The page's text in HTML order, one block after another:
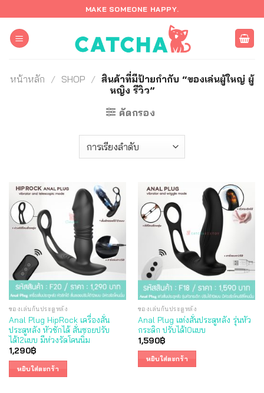
ไป
เนื้อหา
MAKE SOMEONE HAPPY.
หน้าหลัก / SHOP / สินค้าที่มีป้ายกำกับ “ของเล่นผู้ใหญ่ ผู้
หญิง รีวิว”
คัดกรอง
ของเล่นก้นประตูหลัง
Anal Plug HipRock เครื่องสั่น
ประตูหลัง หัวชักได้ สั่นซอยปรับ
ได้12แบบ มีห่วงรัดโคนนิ่ม
1,290฿
หยิบใส่ตะกร้า
ของเล่นก้นประตูหลัง
Anal Plug แท่งสั่นประตูหลัง รุ่นหัว
กระดิก ปรับได้10แบบ
1,590฿
หยิบใส่ตะกร้า